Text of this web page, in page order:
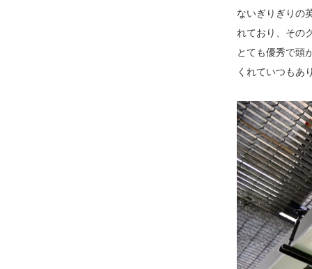
ないぎりぎりの
れており、その
とても優秀で頭
くれていつもあ